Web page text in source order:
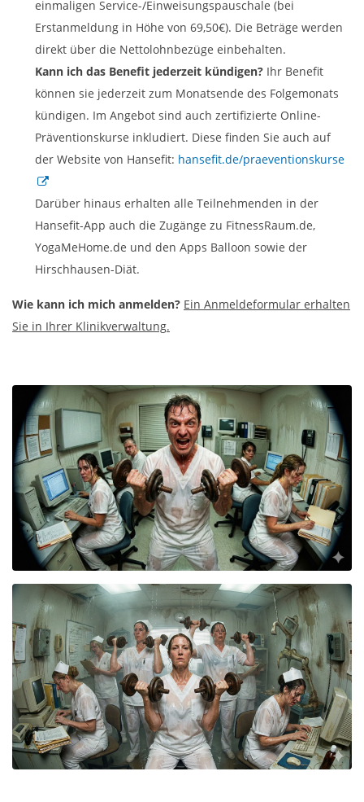
einmaligen Service-/Einweisungspauschale (bei
Erstanmeldung in Höhe von 69,50€). Die Beträge werden
direkt über die Nettolohnbezüge einbehalten.
Kann ich das Benefit jederzeit kündigen? Ihr Benefit
können sie jederzeit zum Monatsende des Folgemonats
kündigen. Im Angebot sind auch zertifizierte Online-
Präventionskurse inkludiert. Diese finden Sie auch auf
der Website von Hansefit: hansefit.de/praeventionskurse
Darüber hinaus erhalten alle Teilnehmenden in der
Hansefit-App auch die Zugänge zu FitnessRaum.de,
YogaMeHome.de und den Apps Balloon sowie der
Hirschhausen-Diät.
Wie kann ich mich anmelden? Ein Anmeldeformular erhalten
Sie in Ihrer Klinikverwaltung.